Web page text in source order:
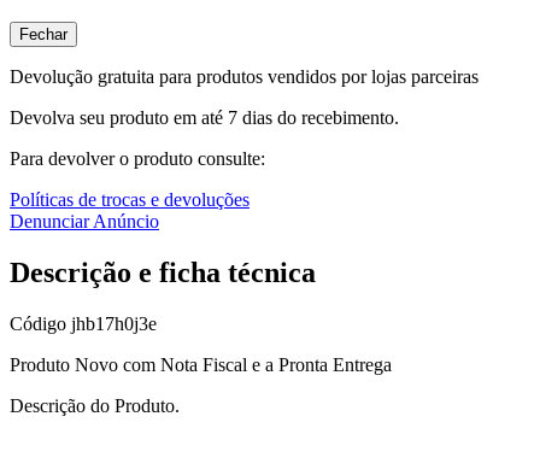
Fechar
Devolução gratuita para produtos vendidos por lojas parceiras
Devolva seu produto em até 7 dias do recebimento.
Para devolver o produto consulte:
Políticas de trocas e devoluções
Denunciar Anúncio
Descrição e ficha técnica
Código jhb17h0j3e
Produto Novo com Nota Fiscal e a Pronta Entrega
Descrição do Produto.